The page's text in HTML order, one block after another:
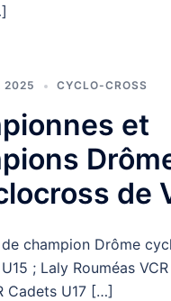
2025 CYCLO-CROSS
et
de
champion Drôme
; Laly Rouméas
Cadets U17 […]